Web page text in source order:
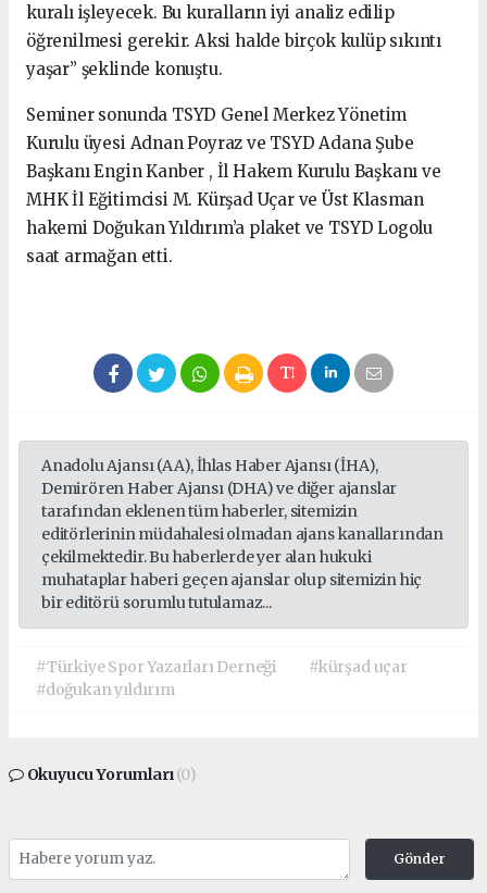
kuralı işleyecek. Bu kuralların iyi analiz edilip
öğrenilmesi gerekir. Aksi halde birçok kulüp sıkıntı
yaşar” şeklinde konuştu.
Seminer sonunda TSYD Genel Merkez Yönetim
Kurulu üyesi Adnan Poyraz ve TSYD Adana Şube
Başkanı Engin Kanber , İl Hakem Kurulu Başkanı ve
MHK İl Eğitimcisi M. Kürşad Uçar ve Üst Klasman
hakemi Doğukan Yıldırım’a plaket ve TSYD Logolu
saat armağan etti.
Anadolu Ajansı (AA), İhlas Haber Ajansı (İHA),
Demirören Haber Ajansı (DHA) ve diğer ajanslar
tarafından eklenen tüm haberler, sitemizin
editörlerinin müdahalesi olmadan ajans kanallarından
çekilmektedir. Bu haberlerde yer alan hukuki
muhataplar haberi geçen ajanslar olup sitemizin hiç
bir editörü sorumlu tutulamaz...
#Türkiye Spor Yazarları Derneği
#kürşad uçar
#doğukan yıldırım
Okuyucu Yorumları(0)
Gönder